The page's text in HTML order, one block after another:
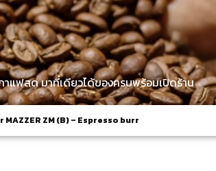
าแฟสด มาที่เดียวได้ของครบพร้อมเปิดร้าน
ZM (B) – Espresso burr